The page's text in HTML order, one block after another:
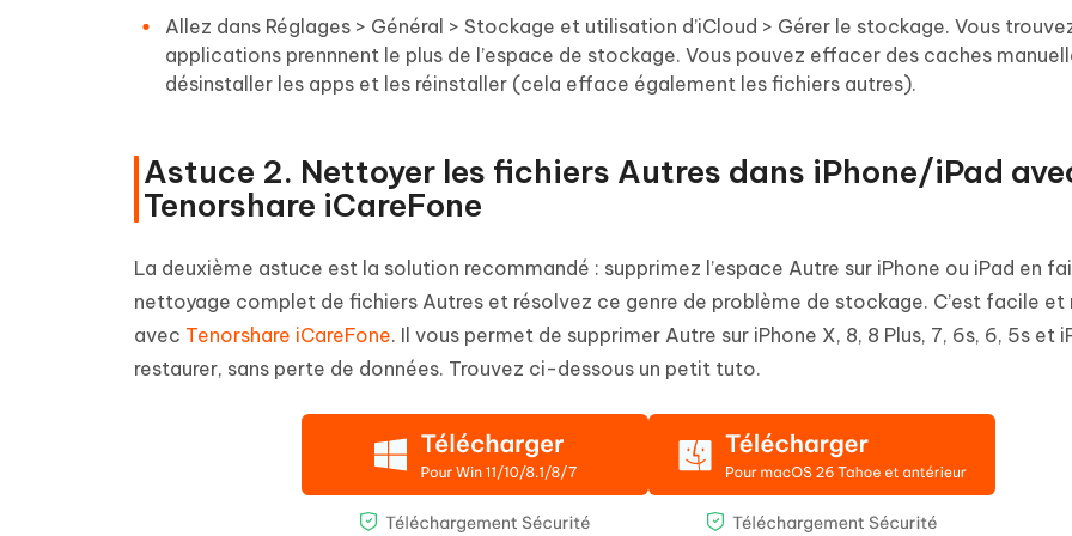
Allez dans Réglages > Général > Stockage et utilisation d’iCloud > Gérer le stockage. Vous
applications prennnent le plus de l’espace de stockage. Vous pouvez effacer des caches
désinstaller les apps et les réinstaller (cela efface également les fichiers autres).
Astuce 2. Nettoyer les fichiers Autres dans iPhone/iPad
Tenorshare iCareFone
La deuxième astuce est la solution recommandé : supprimez l’espace Autre sur iPhone ou iPad en
nettoyage complet de fichiers Autres et résolvez ce genre de problème de stockage. C’est facile et
avec Tenorshare iCareFone. Il vous permet de supprimer Autre sur iPhone X, 8, 8 Plus, 7, 6s, 6, 5s et
restaurer, sans perte de données. Trouvez ci-dessous un petit tuto.